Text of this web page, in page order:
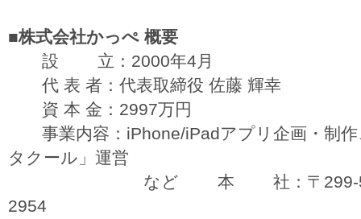
■株式会社かっぺ 概要
設 立：2000年4月
代 表 者：代表取締役 佐藤 輝幸
資 本 金：2997万円
事業内容：iPhone/iPadアプリ企画・制作
タクール」運営
など 本 社：〒299-5503 千
2954